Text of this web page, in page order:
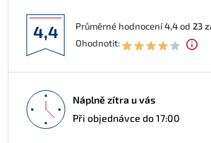
4,4 Průměrné hodnocení4,4od 23
Ohodnotit:
Náplně zítra u vás
Při objednávce do 17:00